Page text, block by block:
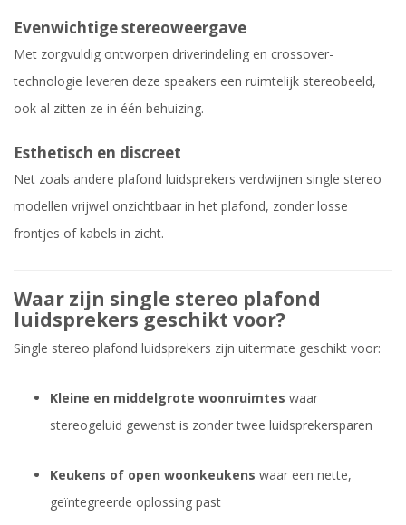
Evenwichtige stereoweergave
Met zorgvuldig ontworpen driverindeling en crossover-
technologie leveren deze speakers een ruimtelijk stereobeeld,
ook al zitten ze in één behuizing.
Esthetisch en discreet
Net zoals andere plafond luidsprekers verdwijnen single stereo
modellen vrijwel onzichtbaar in het plafond, zonder losse
frontjes of kabels in zicht.
Waar zijn single stereo plafond
luidsprekers geschikt voor?
Single stereo plafond luidsprekers zijn uitermate geschikt voor:
Kleine en middelgrote woonruimtes waar
stereogeluid gewenst is zonder twee luidsprekersparen
Keukens of open woonkeukens waar een nette,
geïntegreerde oplossing past